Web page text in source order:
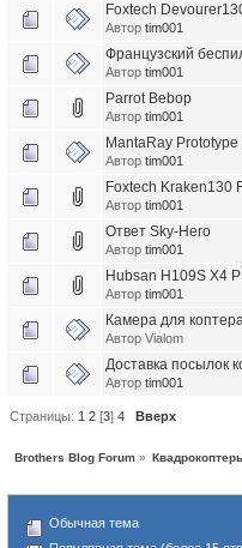
Foxtech
Автор tim001
Французский
Автор tim001
Parrot Bebop
Автор tim001
MantaRay
Автор tim001
Foxtech Kraken130
Автор tim001
Ответ Sky-Hero
Автор tim001
Hubsan H109S X4
Автор tim001
Камера для
Автор Vialom
Доставка посылок
Автор tim001
Страницы: 1 2 [3]4 Вверх
Brothers Blog Forum »
Обычная тема